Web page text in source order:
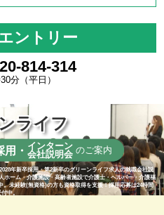
ントリー
814-314
分（平日）
ライフ
用・ インターン
会社説明会 のご案内
年新卒採用・第2新卒のグリーンライフ求人の就職会社説
ホーム・介護施設・高齢者施設で介護士・ヘルパー・介護福
未経験(無資格)の方も資格取得を支援！採用応募は24時間
中。